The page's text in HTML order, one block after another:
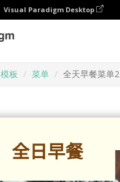
Visual Paradigm Desktop
模板 菜单 全天早餐菜单2